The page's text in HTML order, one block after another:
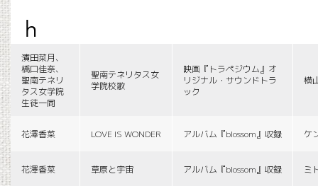
h
濱田菜月、
橋口佳奈、
聖南テネリ
タス女学院
生徒一同
聖南テネリタス女
学院校歌
映画『トラペジウム』オ
リジナル・サウンドトラ
ック
横
花澤香菜 LOVE IS WONDER アルバム『blossom』収録 ケ
花澤香菜 草原と宇宙 アルバム『blossom』収録 ミ